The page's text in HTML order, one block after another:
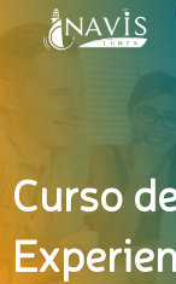
Curso